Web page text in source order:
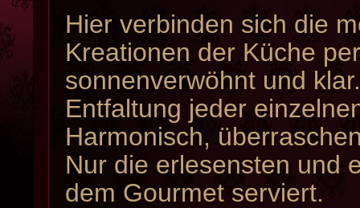
Hier verbinden sich die
Kreationen der Küche
sonnenverwöhnt und
Entfaltung jeder
Harmonisch,
Nur die erlesensten und
dem Gourmet serviert.